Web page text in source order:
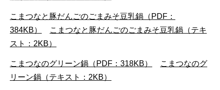
こまつなと豚だんごのごまみそ豆乳鍋（PDF：
384KB）
こまつなと豚だんごのごまみそ豆乳鍋（テキ
スト：2KB）
こまつなのグリーン鍋（PDF：318KB）
こまつなのグ
リーン鍋（テキスト：2KB）